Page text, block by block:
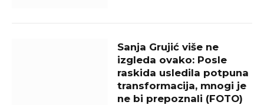
Sanja Grujić više ne
izgleda ovako: Posle
raskida usledila potpuna
transformacija, mnogi je
ne bi prepoznali (FOTO)